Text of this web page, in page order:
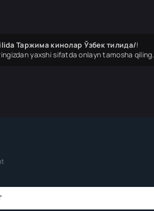
Таржима кинолар Ўзбек тилида/!
yaxshi sifatda onlayn tamosha qiling.